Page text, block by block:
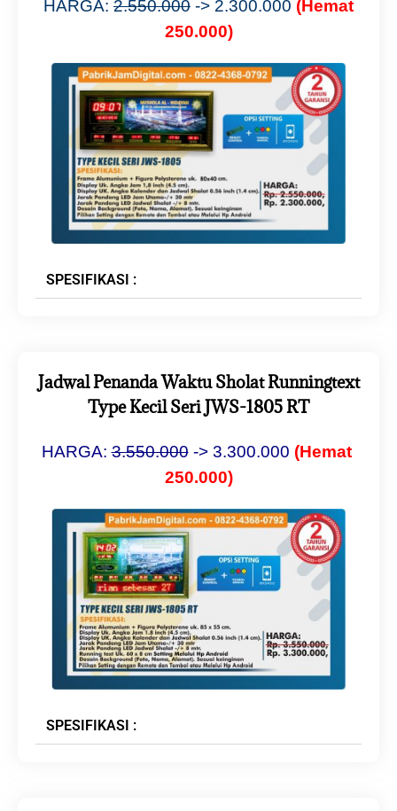
HARGA: 2.550.000 -> 2.300.000 (Hemat
250.000)
SPESIFIKASI :
Jadwal Penanda Waktu Sholat Runningtext
Type Kecil Seri JWS-1805 RT
HARGA: 3.550.000 -> 3.300.000 (Hemat
250.000)
SPESIFIKASI :